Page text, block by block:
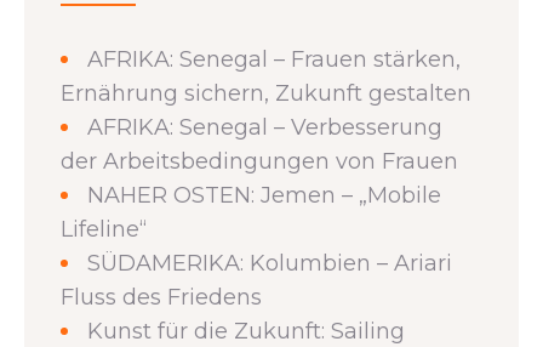
AFRIKA: Senegal – Frauen stärken,
Ernährung sichern, Zukunft gestalten
AFRIKA: Senegal – Verbesserung
der Arbeitsbedingungen von Frauen
NAHER OSTEN: Jemen – „Mobile
Lifeline“
SÜDAMERIKA: Kolumbien – Ariari
Fluss des Friedens
Kunst für die Zukunft: Sailing